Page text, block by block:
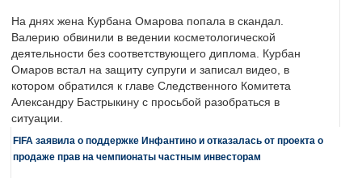
На днях жена Курбана Омарова попала в скандал.
Валерию обвинили в ведении косметологической
деятельности без соответствующего диплома. Курбан
Омаров встал на защиту супруги и записал видео, в
котором обратился к главе Следственного Комитета
Александру Бастрыкину с просьбой разобраться в
ситуации.
FIFA заявила о поддержке Инфантино и отказалась от проекта о
продаже прав на чемпионаты частным инвесторам